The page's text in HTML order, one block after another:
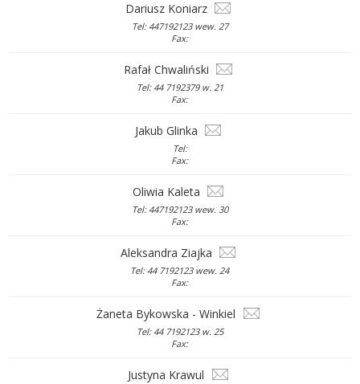
Dariusz Koniarz
Tel: 447192123 wew. 27
Fax:
Rafał Chwaliński
Tel: 44 7192379 w. 21
Fax:
Jakub Glinka
Tel:
Fax:
Oliwia Kaleta
Tel: 447192123 wew. 30
Fax:
Aleksandra Ziajka
Tel: 44 7192123 wew. 24
Fax:
Żaneta Bykowska - Winkiel
Tel: 44 7192123 w. 25
Fax:
Justyna Krawul